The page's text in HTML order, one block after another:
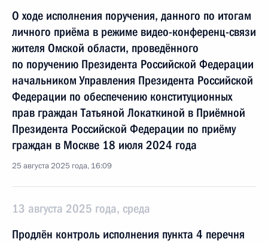
О ходе исполнения поручения, данного по итогам
личного приёма в режиме видео-конференц-связи
жителя Омской области, проведённого
по поручению Президента Российской Федерации
начальником Управления Президента Российской
Федерации по обеспечению конституционных
прав граждан Татьяной Локаткиной в Приёмной
Президента Российской Федерации по приёму
граждан в Москве 18 июля 2024 года
25 августа 2025 года, 16:09
13 августа 2025 года, среда
Продлён контроль исполнения пункта 4 перечня